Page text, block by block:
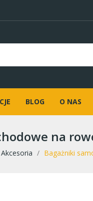
BLOG O NAS
na
Akcesoria Bagażniki